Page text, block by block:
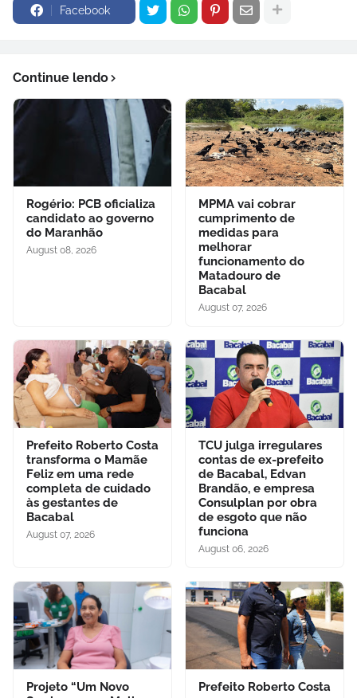
Facebook
Continue lendo
Rogério: PCB oficializa
candidato ao governo
do Maranhão
August 08, 2026
MPMA vai cobrar
cumprimento de
medidas para
melhorar
funcionamento do
Matadouro de
Bacabal
August 07, 2026
Prefeito Roberto Costa
transforma o Mamãe
Feliz em uma rede
completa de cuidado
às gestantes de
Bacabal
August 07, 2026
TCU julga irregulares
contas de ex-prefeito
de Bacabal, Edvan
Brandão, e empresa
Consulplan por obra
de esgoto que não
funciona
August 06, 2026
Projeto “Um Novo
Prefeito Roberto Costa